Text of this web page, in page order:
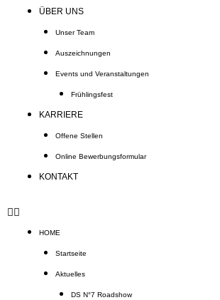
ÜBER UNS
Unser Team
Auszeichnungen
Events und Veranstaltungen
Frühlingsfest
KARRIERE
Offene Stellen
Online Bewerbungsformular
KONTAKT
HOME
Startseite
Aktuelles
DS N°7 Roadshow